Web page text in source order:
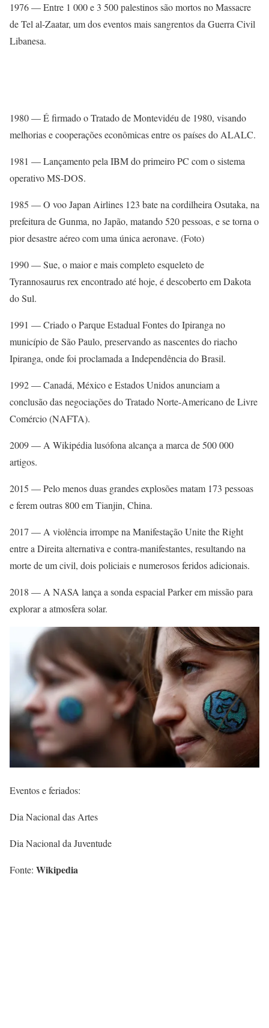
1976 — Entre 1 000 e 3 500 palestinos são mortos no Massacre
de Tel al-Zaatar, um dos eventos mais sangrentos da Guerra Civil
Libanesa.
1980 — É firmado o Tratado de Montevidéu de 1980, visando
melhorias e cooperações econômicas entre os países do ALALC.
1981 — Lançamento pela IBM do primeiro PC com o sistema
operativo MS-DOS.
1985 — O voo Japan Airlines 123 bate na cordilheira Osutaka, na
prefeitura de Gunma, no Japão, matando 520 pessoas, e se torna o
pior desastre aéreo com uma única aeronave. (Foto)
1990 — Sue, o maior e mais completo esqueleto de
Tyrannosaurus rex encontrado até hoje, é descoberto em Dakota
do Sul.
1991 — Criado o Parque Estadual Fontes do Ipiranga no
município de São Paulo, preservando as nascentes do riacho
Ipiranga, onde foi proclamada a Independência do Brasil.
1992 — Canadá, México e Estados Unidos anunciam a
conclusão das negociações do Tratado Norte-Americano de Livre
Comércio (NAFTA).
2009 — A Wikipédia lusófona alcança a marca de 500 000
artigos.
2015 — Pelo menos duas grandes explosões matam 173 pessoas
e ferem outras 800 em Tianjin, China.
2017 — A violência irrompe na Manifestação Unite the Right
entre a Direita alternativa e contra-manifestantes, resultando na
morte de um civil, dois policiais e numerosos feridos adicionais.
2018 — A NASA lança a sonda espacial Parker em missão para
explorar a atmosfera solar.
Eventos e feriados:
Dia Nacional das Artes
Dia Nacional da Juventude
Fonte: Wikipedia